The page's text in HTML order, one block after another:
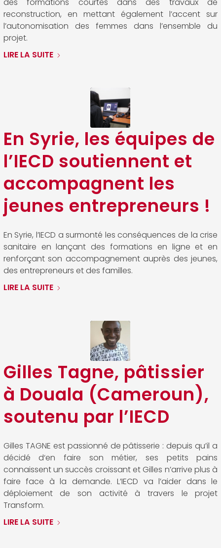
reconstruction, en mettant également l’accent sur
l’autonomisation des femmes dans l’ensemble du
projet.
LIRE LA SUITE
En Syrie, les équipes de
l’IECD soutiennent et
accompagnent les
jeunes entrepreneurs !
En Syrie, l’IECD a surmonté les conséquences de la crise
sanitaire en lançant des formations en ligne et en
renforçant son accompagnement auprès des jeunes,
des entrepreneurs et des familles.
LIRE LA SUITE
Gilles Tagne, pâtissier
à Douala (Cameroun),
soutenu par l’IECD
Gilles TAGNE est passionné de pâtisserie : depuis qu’il a
décidé d‘en faire son métier, ses petits pains
connaissent un succès croissant et Gilles n’arrive plus à
faire face à la demande. L’IECD va l’aider dans le
déploiement de son activité à travers le projet
Transform.
LIRE LA SUITE